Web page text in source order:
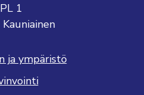
PL 1
ja ympäristö